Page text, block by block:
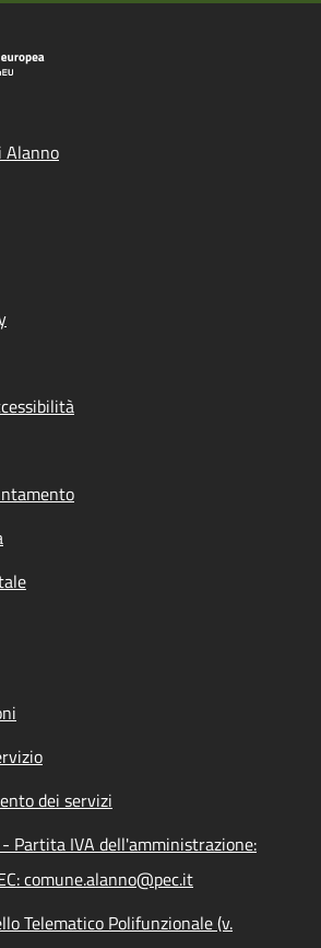
Alanno
dei servizi
Partita IVA dell'amministrazione:
comune.alanno@pec.it
Telematico Polifunzionale (v.